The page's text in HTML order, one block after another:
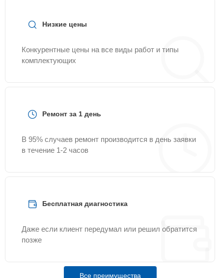
Низкие цены
Конкурентные цены на все виды работ и типы
комплектующих
Ремонт за 1 день
В 95% случаев ремонт производится в день заявки
в течение 1-2 часов
Бесплатная диагностика
Даже если клиент передумал или решил обратится
позже
Все преимущества